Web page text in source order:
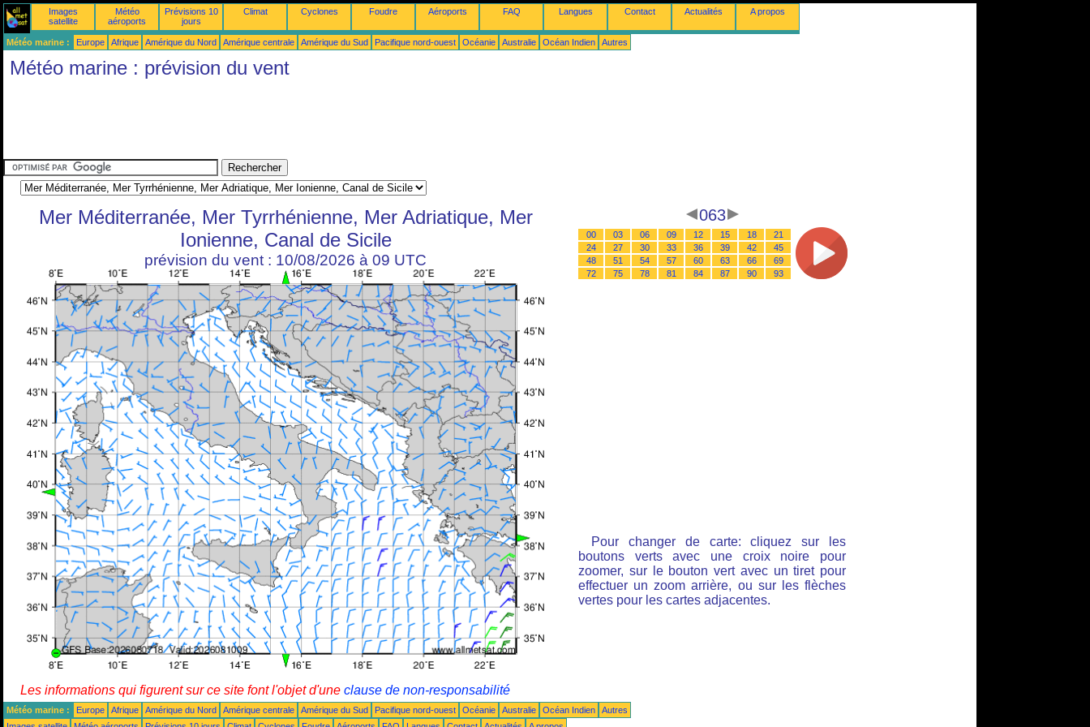
Images
satellite
Météo
aéroports
Prévisions 10
jours
Climat Cyclones Foudre Aéroports FAQ Langues Contact Actualités A propos
Météo marine : Europe Afrique Amérique du Nord Amérique centrale Amérique du Sud Pacifique nord-ouest Océanie Australie Océan Indien Autres
Météo marine : prévision du vent
Mer Méditerranée, Mer Tyrrhénienne, Mer Adriatique, Mer
Ionienne, Canal de Sicile
prévision du vent : 10/08/2026 à 09 UTC
063
00 03 06 09 12 15 18
21
24
27 30 33 36 39 42
45
48
51 54 57 60 63 66
69
72
75 78 81 84 87 90 93
Pour changer de carte: cliquez sur les
boutons verts avec une croix noire pour
zoomer, sur le bouton vert avec un tiret pour
effectuer un zoom arrière, ou sur les flèches
vertes pour les cartes adjacentes.
Les informations qui figurent sur ce site font l'objet d'une clause de non-responsabilité
Météo marine : Europe Afrique Amérique du Nord Amérique centrale Amérique du Sud Pacifique nord-ouest Océanie Australie Océan Indien
Autres